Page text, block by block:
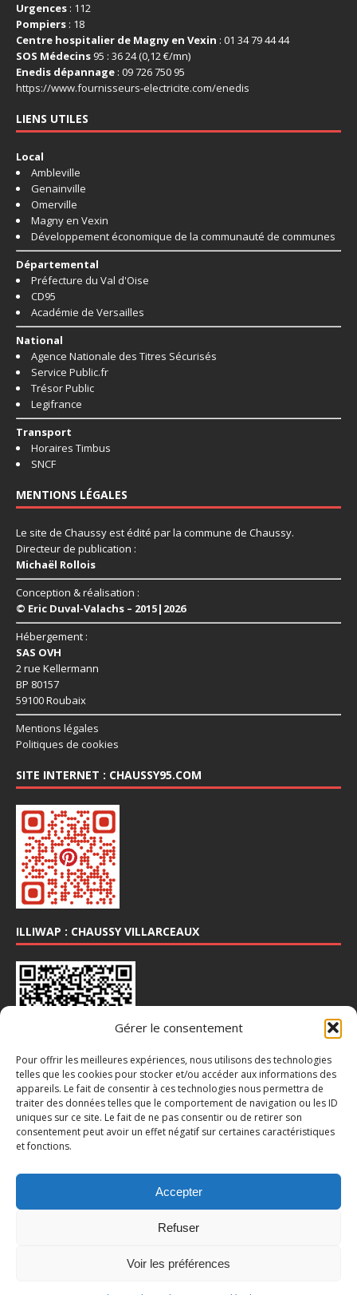
Gérer le consentement
Pour offrir les meilleures expériences, nous utilisons des technologies
telles que les cookies pour stocker et/ou accéder aux informations des
appareils. Le fait de consentir à ces technologies nous permettra de
traiter des données telles que le comportement de navigation ou les ID
uniques sur ce site. Le fait de ne pas consentir ou de retirer son
consentement peut avoir un effet négatif sur certaines caractéristiques
et fonctions.
Accepter
Refuser
Voir les préférences
Urgences : 112
Pompiers : 18
Centre hospitalier de Magny en Vexin : 01 34 79 44 44
SOS Médecins 95 : 36 24 (0,12 €/mn)
Enedis dépannage : 09 726 750 95
https://www.fournisseurs-electricite.com/enedis
LIENS UTILES
Local
Ambleville
Genainville
Omerville
Magny en Vexin
Développement économique de la communauté de communes
Départemental
Préfecture du Val d'Oise
CD95
Académie de Versailles
National
Agence Nationale des Titres Sécurisés
Service Public.fr
Trésor Public
Legifrance
Transport
Horaires Timbus
SNCF
MENTIONS LÉGALES
Le site de Chaussy est édité par la commune de Chaussy.
Directeur de publication :
Michaël Rollois
Conception & réalisation :
© Eric Duval-Valachs – 2015|2026
Hébergement :
SAS OVH
2 rue Kellermann
BP 80157
59100 Roubaix
Mentions légales
Politiques de cookies
SITE INTERNET : CHAUSSY95.COM
ILLIWAP : CHAUSSY VILLARCEAUX
INSTA : @CHAUSSY_VILLARCEAUX
© Mairie de Chaussy (95) | Propulsé par WordPress